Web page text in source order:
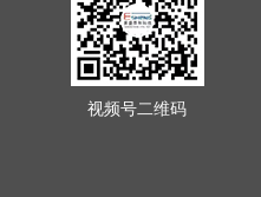
视频号二维码